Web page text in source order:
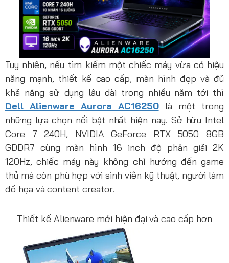
Tuy nhiên, nếu tìm kiếm một chiếc máy vừa có hiệu
năng mạnh, thiết kế cao cấp, màn hình đẹp và đủ
khả năng sử dụng lâu dài trong nhiều năm tới thì
Dell Alienware Aurora AC16250là một trong
những lựa chọn nổi bật nhất hiện nay. Sở hữu Intel
Core 7 240H, NVIDIA GeForce RTX 5050 8GB
GDDR7 cùng màn hình 16 inch độ phân giải 2K
120Hz, chiếc máy này không chỉ hướng đến game
thủ mà còn phù hợp với sinh viên kỹ thuật, người làm
đồ họa và content creator.
Thiết kế Alienware mới hiện đại và cao cấp hơn